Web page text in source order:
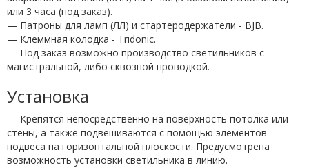
или 3 часа (под заказ).
— Патроны для ламп (ЛЛ) и стартеродержатели - BJB.
— Клеммная колодка - Tridonic.
— Под заказ возможно производство светильников с
магистральной, либо сквозной проводкой.
Установка
— Крепятся непосредственно на поверхность потолка или
стены, а также подвешиваются с помощью элементов
подвеса на горизонтальной плоскости. Предусмотрена
возможность установки светильника в линию.